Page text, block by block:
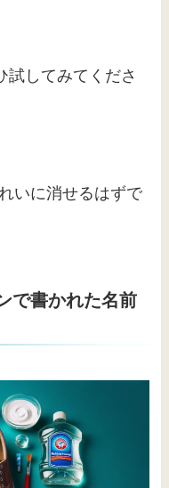
試してみてくださ
いに消せるはずで
で書かれた名前